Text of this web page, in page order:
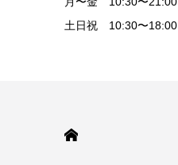
土日祝 10:30〜18:00